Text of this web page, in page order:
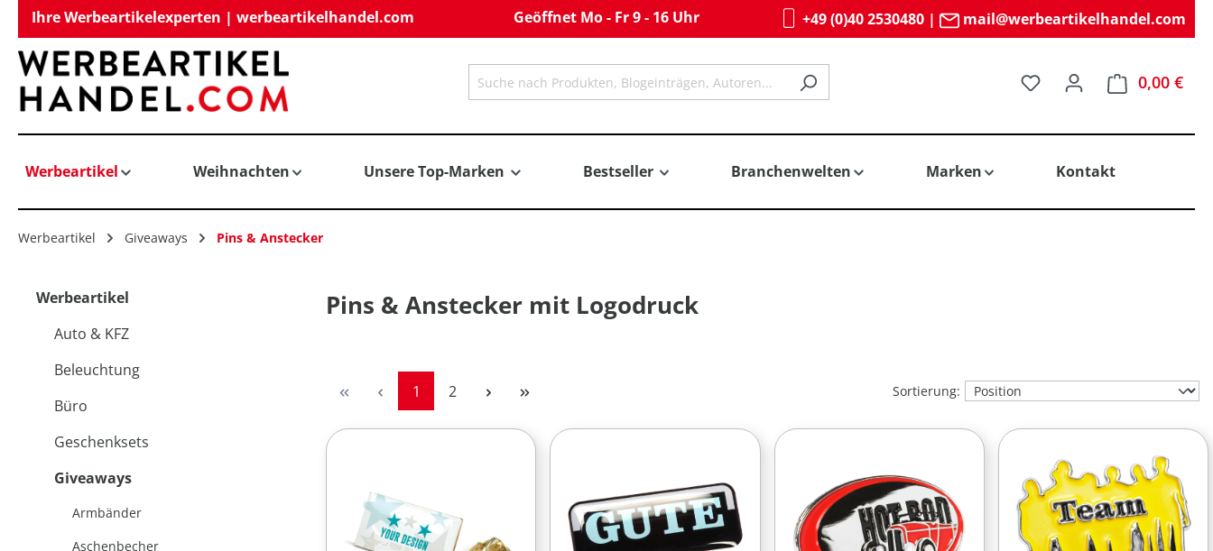
Zur Hauptnavigation springen
Ihre Werbeartikelexperten | werbeartikelhandel.com Geöffnet Mo - Fr 9 - 16 Uhr +49 (0)40 2530480| mail@werbeartikelhandel.com
Du hast 0 Produkte auf
0,00 €
Werbeartikel Weihnachten Unsere Top-Marken Bestseller Branchenwelten Marken Kontakt
Werbeartikel Giveaways Pins & Anstecker
Pins & Anstecker mit Logodruck
Seite
1 Seite
2 Sortierung:
Werbeartikel
Auto & KFZ
Beleuchtung
Büro
Geschenksets
Giveaways
Armbänder
Aschenbecher